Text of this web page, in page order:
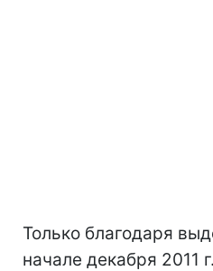
Только благодаря
начале декабря 2011